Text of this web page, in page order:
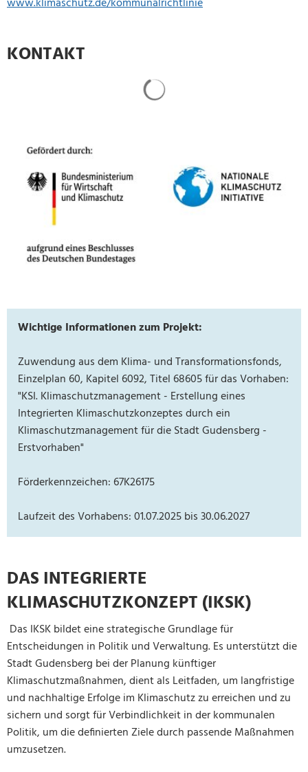
KONTAKT
Wichtige Informationen zum Projekt:
Zuwendung aus dem Klima- und Transformationsfonds,
Einzelplan 60, Kapitel 6092, Titel 68605 für das Vorhaben:
"KSI. Klimaschutzmanagement - Erstellung eines
Integrierten Klimaschutzkonzeptes durch ein
Klimaschutzmanagement für die Stadt Gudensberg -
Erstvorhaben"
Förderkennzeichen: 67K26175
Laufzeit des Vorhabens: 01.07.2025 bis 30.06.2027
DAS INTEGRIERTE
KLIMASCHUTZKONZEPT (IKSK)
Das IKSK bildet eine strategische Grundlage für
Entscheidungen in Politik und Verwaltung. Es unterstützt die
Stadt Gudensberg bei der Planung künftiger
Klimaschutzmaßnahmen, dient als Leitfaden, um langfristige
und nachhaltige Erfolge im Klimaschutz zu erreichen und zu
sichern und sorgt für Verbindlichkeit in der kommunalen
Politik, um die definierten Ziele durch passende Maßnahmen
umzusetzen.